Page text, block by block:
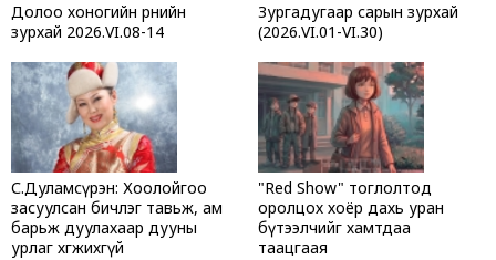
Долоо хоногийн өрнийн
зурхай 2026.VI.08-14
Зургадугаар сарын зурхай
(2026.VI.01-VI.30)
С.Дуламсүрэн: Хоолойгоо
засуулсан бичлэг тавьж, ам
барьж дуулахаар дууны
урлаг хөгжихгүй
"Red Show" тоглолтод
оролцох хоёр дахь уран
бүтээлчийг хамтдаа
таацгаая